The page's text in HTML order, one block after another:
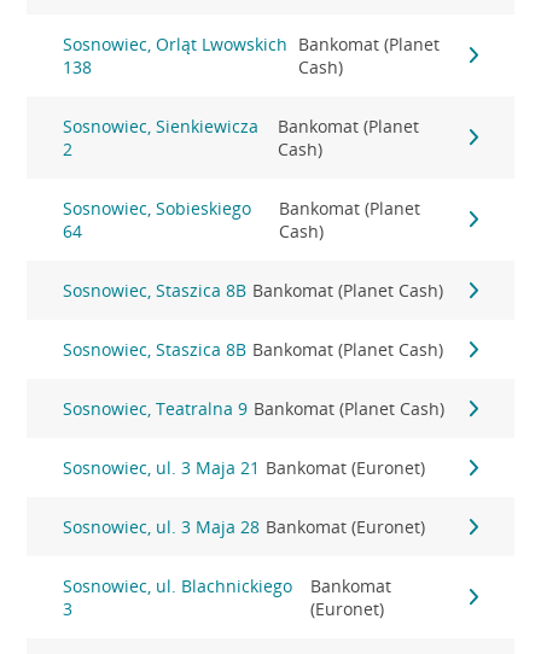
Sosnowiec, Orląt Lwowskich
138
Bankomat (Planet
Cash)
Sosnowiec, Sienkiewicza
2
Bankomat (Planet
Cash)
Sosnowiec, Sobieskiego
64
Bankomat (Planet
Cash)
Sosnowiec, Staszica 8B Bankomat (Planet Cash)
Sosnowiec, Staszica 8B Bankomat (Planet Cash)
Sosnowiec, Teatralna 9 Bankomat (Planet Cash)
Sosnowiec, ul. 3 Maja 21 Bankomat (Euronet)
Sosnowiec, ul. 3 Maja 28 Bankomat (Euronet)
Sosnowiec, ul. Blachnickiego
3
Bankomat
(Euronet)